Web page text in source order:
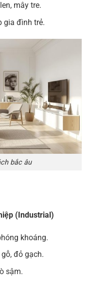
mây tre.
gia đình trẻ.
bắc âu
(Industrial)
khoáng.
đỏ gạch.
sậm.